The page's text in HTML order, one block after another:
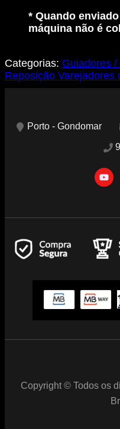
* Quando
máquina não é
Categorias: Guiadores
Reposição Varejadores
Porto - Gondomar
Copyright © Todos os